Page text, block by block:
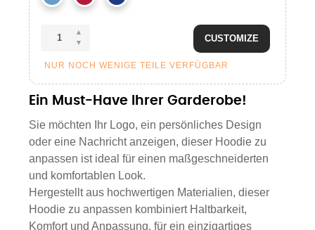
CUSTOMIZE
NUR NOCH WENIGE TEILE VERFÜGBAR
Ein Must-Have Ihrer Garderobe!
Sie möchten Ihr Logo, ein persönliches Design
oder eine Nachricht anzeigen, dieser Hoodie zu
anpassen ist ideal für einen maßgeschneiderten
und komfortablen Look.
Hergestellt aus hochwertigen Materialien, dieser
Hoodie zu anpassen kombiniert Haltbarkeit,
Komfort und Anpassung, für ein einzigartiges